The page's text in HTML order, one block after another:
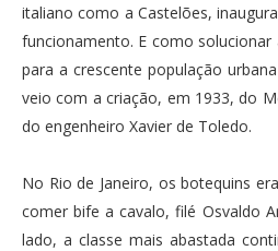
italiano como a Castelões,
funcionamento. E como
para a crescente população
veio com a criação, em 1933, do
do engenheiro Xavier de Toledo.
No Rio de Janeiro, os botequins
comer bife a cavalo, filé Osvaldo
lado, a classe mais abastada